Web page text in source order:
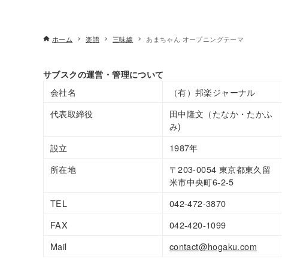
ホーム 楽譜 三味線 あまちゃん オープニングテーマ
サブスクの運営・管理について
会社名
（有）邦楽ジャーナル
代表取締役
田中隆文（たなか・たかふ
み)
設立
1987年
所在地
〒203-0054 東京都東久留
米市中央町6-2-5
TEL
042-472-3870
FAX
042-420-1099
Mail
contact@hogaku.com